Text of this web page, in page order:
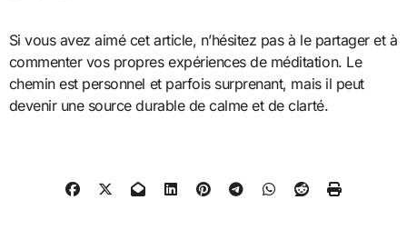
Si vous avez aimé cet article, n’hésitez pas à le partager et à
commenter vos propres expériences de méditation. Le
chemin est personnel et parfois surprenant, mais il peut
devenir une source durable de calme et de clarté.